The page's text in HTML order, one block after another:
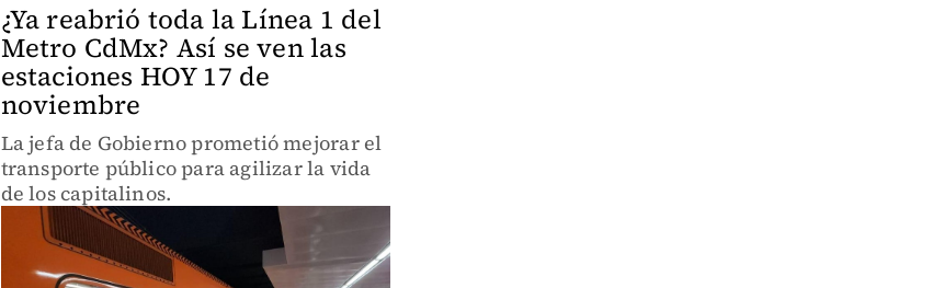
¿Ya reabrió toda la Línea 1 del
Metro CdMx? Así se ven las
estaciones HOY 17 de
noviembre
La jefa de Gobierno prometió mejorar el
transporte público para agilizar la vida
de los capitalinos.